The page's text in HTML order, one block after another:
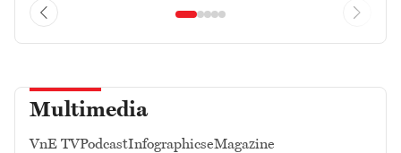
Multimedia
VnE TVPodcastInfographicseMagazine